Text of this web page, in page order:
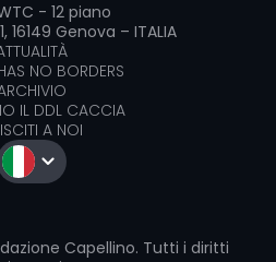
- 12 piano
16149 Genova – ITALIA
NO BORDERS
IL DDL CACCIA
A NOI
Capellino. Tutti i diritti